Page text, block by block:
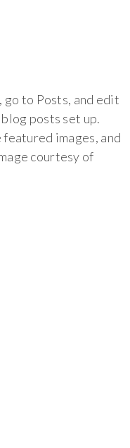
go to Posts, and edit
posts set up.
images, and
courtesy of